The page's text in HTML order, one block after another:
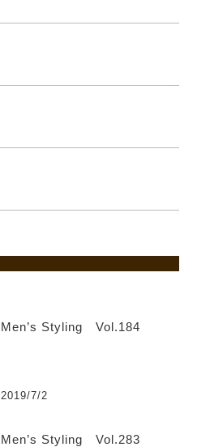
Men’s Styling Vol.184
2019/7/2
Men’s Styling Vol.283